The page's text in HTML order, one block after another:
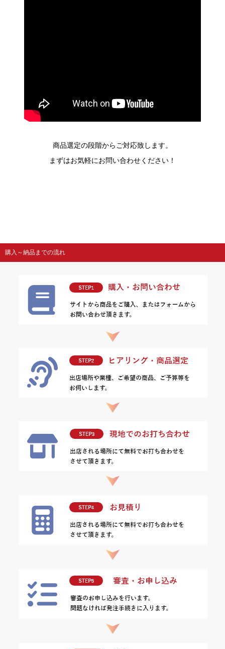
商品選定の段階からご対応致します。
まずはお気軽にお問い合わせください！
購入～納品までの流れ